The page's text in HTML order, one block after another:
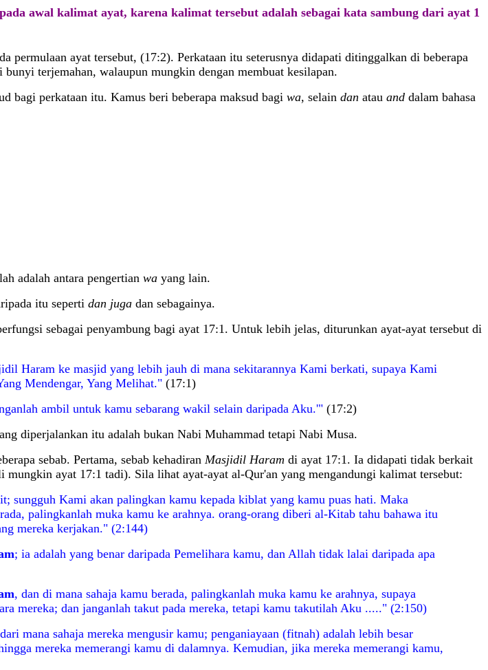
awal kalimat ayat, karena kalimat tersebut adalah sebagai kata sambung dari ayat 1
permulaan ayat tersebut, (17:2). Perkataan itu seterusnya didapati ditinggalkan di beberapa
terjemahan, walaupun mungkin dengan membuat kesilapan.
bagi perkataan itu. Kamus beri beberapa maksud bagi wa, selain dan atau and dalam bahasa
adalah antara pengertian wa yang lain.
itu seperti dan juga dan sebagainya.
sebagai penyambung bagi ayat 17:1. Untuk lebih jelas, diturunkan ayat-ayat tersebut di
Haram ke masjid yang lebih jauh di mana sekitarannya Kami berkati, supaya Kami
Mendengar, Yang Melihat." (17:1)
ambil untuk kamu sebarang wakil selain daripada Aku.'" (17:2)
diperjalankan itu adalah bukan Nabi Muhammad tetapi Nabi Musa.
sebab. Pertama, sebab kehadiran Masjidil Haram di ayat 17:1. Ia didapati tidak berkait
ayat 17:1 tadi). Sila lihat ayat-ayat al-Qur'an yang mengandungi kalimat tersebut:
Kami akan palingkan kamu kepada kiblat yang kamu puas hati. Maka
palingkanlah muka kamu ke arahnya. orang-orang diberi al-Kitab tahu bahawa itu
mereka kerjakan." (2:144)
; ia adalah yang benar daripada Pemelihara kamu, dan Allah tidak lalai daripada apa
, dan di mana sahaja kamu berada, palingkanlah muka kamu ke arahnya, supaya
mereka; dan janganlah takut pada mereka, tetapi kamu takutilah Aku ....." (2:150)
mana sahaja mereka mengusir kamu; penganiayaan (fitnah) adalah lebih besar
mereka memerangi kamu di dalamnya. Kemudian, jika mereka memerangi kamu,